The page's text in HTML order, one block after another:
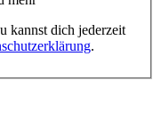
kannst dich jederzeit
.